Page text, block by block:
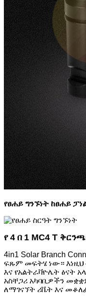
የፀሐይ ግንኙነት ከፀሐይ
የ 4 በ 1 MC4 T
4in1 Solar Branch
ፍጹም መፍትሄ ነው።
እና የአልትራቫዮሌት ፅናት
አስቸጋሪ አካባቢዎችን
ለማገናኘት ሪቬት እና